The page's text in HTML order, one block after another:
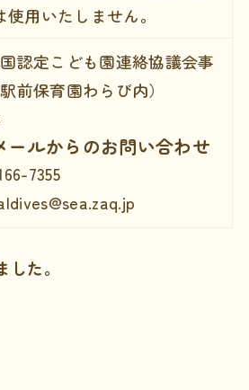
使用いたしません。
国認定こども園連絡協議会事
前保育園わらび内）
ールからのお問い合わせ
7355
た。